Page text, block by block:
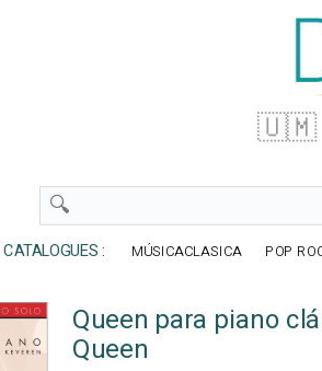
🇺🇲
CATALOGUES : MÚSICACLASICA POP
Queen para piano
Queen